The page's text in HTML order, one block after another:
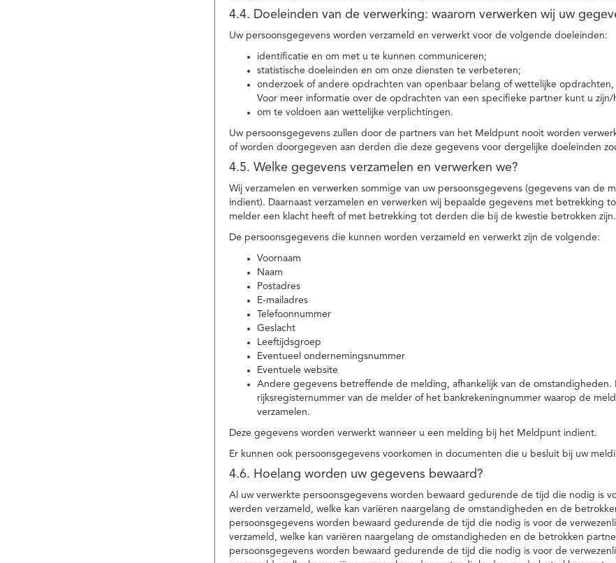
4.4. Doeleinden van de verwerking: waarom verwerken wij uw
Uw persoonsgegevens worden verzameld en verwerkt voor de volgende doeleinden:
identificatie en om met u te kunnen communiceren;
statistische doeleinden en om onze diensten te verbeteren;
onderzoek of andere opdrachten van openbaar belang of wettelijke
Voor meer informatie over de opdrachten van een specifieke partner kunt u
om te voldoen aan wettelijke verplichtingen.
Uw persoonsgegevens zullen door de partners van het Meldpunt nooit worden
of worden doorgegeven aan derden die deze gegevens voor dergelijke doeleinden
4.5. Welke gegevens verzamelen en verwerken we?
Wij verzamelen en verwerken sommige van uw persoonsgegevens (gegevens van de
indient). Daarnaast verzamelen en verwerken wij bepaalde gegevens met betrekking
melder een klacht heeft of met betrekking tot derden die bij de kwestie betrokken zijn.
De persoonsgegevens die kunnen worden verzameld en verwerkt zijn de volgende:
Voornaam
Naam
Postadres
E-mailadres
Telefoonnummer
Geslacht
Leeftijdsgroep
Eventueel ondernemingsnummer
Eventuele website
Andere gegevens betreffende de melding, afhankelijk van de
rijksregisternummer van de melder of het bankrekeningnummer waarop de
verzamelen.
Deze gegevens worden verwerkt wanneer u een melding bij het Meldpunt indient.
Er kunnen ook persoonsgegevens voorkomen in documenten die u besluit bij uw
4.6. Hoelang worden uw gegevens bewaard?
Al uw verwerkte persoonsgegevens worden bewaard gedurende de tijd die nodig is
werden verzameld, welke kan variëren naargelang de omstandigheden en de
persoonsgegevens worden bewaard gedurende de tijd die nodig is voor de
verzameld, welke kan variëren naargelang de omstandigheden en de betrokken
persoonsgegevens worden bewaard gedurende de tijd die nodig is voor de